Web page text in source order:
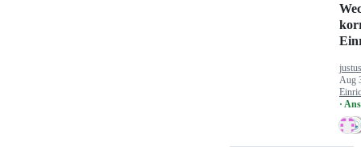
Aug
·